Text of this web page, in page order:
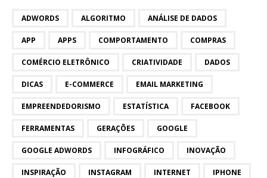
ADWORDS ALGORITMO ANÁLISE DE DADOS
APP APPS COMPORTAMENTO COMPRAS
COMÉRCIO ELETRÔNICO CRIATIVIDADE DADOS
DICAS E-COMMERCE EMAIL MARKETING
EMPREENDEDORISMO ESTATÍSTICA FACEBOOK
FERRAMENTAS GERAÇÕES GOOGLE
GOOGLE ADWORDS INFOGRÁFICO INOVAÇÃO
INSPIRAÇÃO INSTAGRAM INTERNET IPHONE